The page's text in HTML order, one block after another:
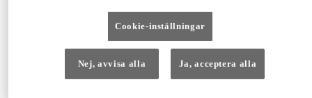
Toyota Yaris Cross
Toyota Yaris Cross 1,5 Hybrid Adventure Drag V-Hjul
KRYLBO
Cookie-inställningar
Nej, avvisa alla Ja, acceptera alla